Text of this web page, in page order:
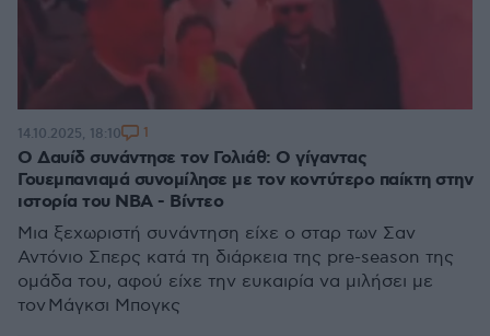
Ο Δαυίδ συνάντησε τον Γολιάθ: Ο γίγαντας
Γουεμπανιαμά συνομίλησε με τον κοντύτερο παίκτη στην
ιστορία του NBA - Βίντεο
Μια ξεχωριστή συνάντηση είχε ο σταρ των Σαν
Αντόνιο Σπερς κατά τη διάρκεια της pre-season της
ομάδα του, αφού είχε την ευκαιρία να μιλήσει με
τον Μάγκσι Μπογκς
14.10.2025, 18:10 1